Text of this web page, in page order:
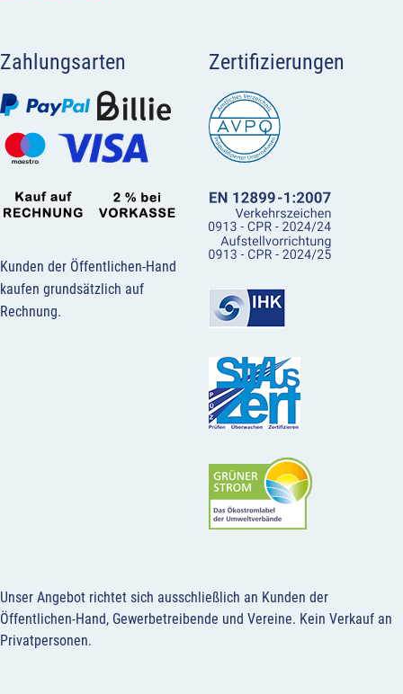
Zahlungsarten
Kunden der Öffentlichen-Hand
kaufen grundsätzlich auf
Rechnung.
Zertifizierungen
Unser Angebot richtet sich ausschließlich an Kunden der
Öffentlichen-Hand, Gewerbetreibende und Vereine. Kein Verkauf an
Privatpersonen.